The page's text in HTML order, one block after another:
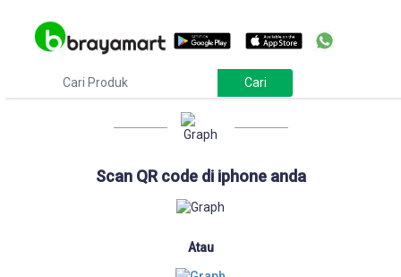
Download
Scan QR code di iphone anda
Atau